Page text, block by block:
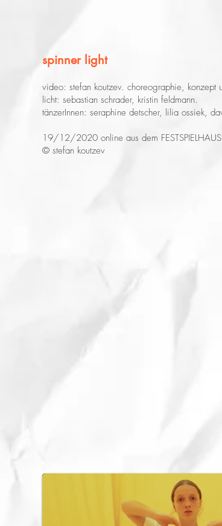
spinner light
video: stefan koutzev. choreographie, konzept
licht: sebastian schrader, kristin feldmann.
tänzerInnen: seraphine detscher, lilia ossiek,
19/12/2020 online aus dem FESTSPIELHAUS
© stefan koutzev